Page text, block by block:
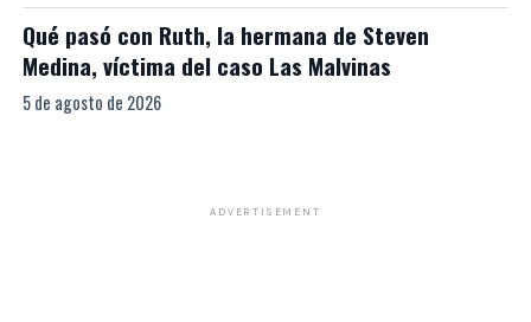
Qué pasó con Ruth, la hermana de Steven
Medina, víctima del caso Las Malvinas
5 de agosto de 2026
ADVERTISEMENT